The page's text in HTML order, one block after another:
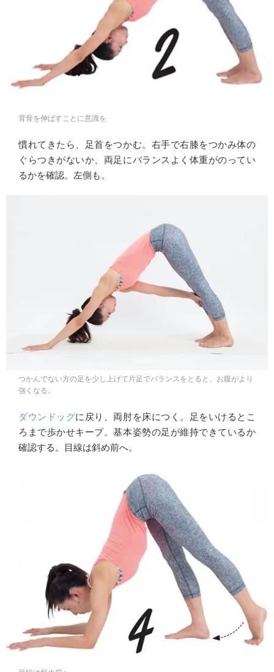
背骨を伸ばすことに意識を
慣れてきたら、足首をつかむ。右手で右膝をつかみ体の
ぐらつきがないか、両足にバランスよく体重がのってい
るかを確認。左側も。
つかんでない方の足を少し上げて片足でバランスをとると、お腹がより
強くなる。
ダウンドッグに戻り、両肘を床につく。足をいけるとこ
ろまで歩かせキープ。基本姿勢の足が維持できているか
確認する。目線は斜め前へ。